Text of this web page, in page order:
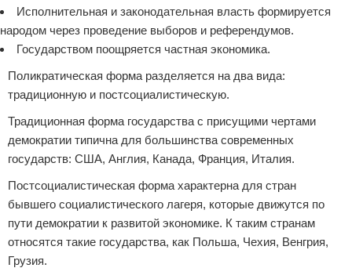
Исполнительная и законодательная власть формируется
народом через проведение выборов и референдумов.
Государством поощряется частная экономика.
Поликратическая форма разделяется на два вида:
традиционную и постсоциалистическую.
Традиционная форма государства с присущими чертами
демократии типична для большинства современных
государств: США, Англия, Канада, Франция, Италия.
Постсоциалистическая форма характерна для стран
бывшего социалистического лагеря, которые движутся по
пути демократии к развитой экономике. К таким странам
относятся такие государства, как Польша, Чехия, Венгрия,
Грузия.